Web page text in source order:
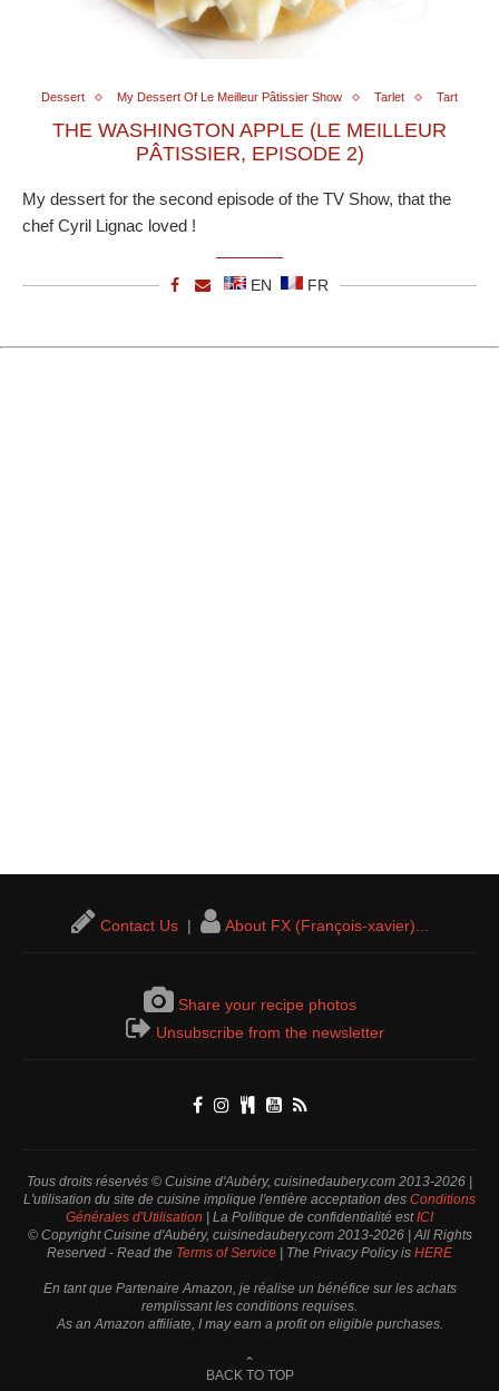
Dessert My Dessert Of Le Meilleur Pâtissier Show Tarlet Tart
THE WASHINGTON APPLE (LE MEILLEUR
PÂTISSIER, EPISODE 2)
My dessert for the second episode of the TV Show, that the
chef Cyril Lignac loved !
EN FR
Contact Us| About FX (François-xavier)...
Share your recipe photos
Unsubscribe from the newsletter
Tous droits réservés © Cuisine d'Aubéry, cuisinedaubery.com 2013-2026 |
L'utilisation du site de cuisine implique l'entière acceptation des Conditions
Générales d'Utilisation | La Politique de confidentialité estICI
© Copyright Cuisine d'Aubéry, cuisinedaubery.com 2013-2026 | All Rights
Reserved - Read the Terms of Service | The Privacy Policy is HERE
En tant que Partenaire Amazon, je réalise un bénéfice sur les achats
remplissant les conditions requises.
As an Amazon affiliate, I may earn a profit on eligible purchases.
⌃
BACK TO TOP